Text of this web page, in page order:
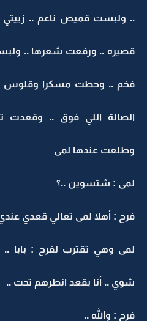
.. ولبست قميص ناعم .. زييتي
قصيره .. ورفعت شعرها ..
فخم .. وحطت مسكرا وقلوس
الصالة اللي فوق .. وقعدت
وطلعت عندها لمى
لمى : شتسوين ..؟
فرح : أهلا لمى تعالي قعدي
لمى وهي تقترب لفرح : بابا
شوي .. أنا بقعد انطرهم تحت ..
فرح : والله ..